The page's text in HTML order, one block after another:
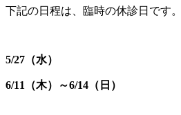
下記の日程は、臨時の休診日です。
5/27（水）
6/11（木）～6/14（日）